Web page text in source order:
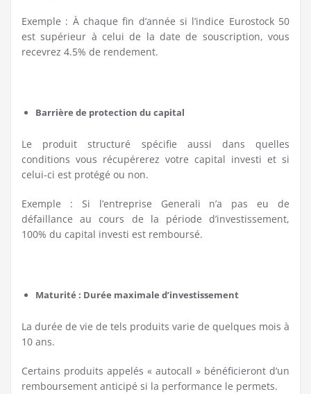
Exemple : À chaque fin d’année si l’indice Eurostock 50
est supérieur à celui de la date de souscription, vous
recevrez 4.5% de rendement.
Barrière de protection du capital
Le produit structuré spécifie aussi dans quelles
conditions vous récupérerez votre capital investi et si
celui-ci est protégé ou non.
Exemple : Si l’entreprise Generali n’a pas eu de
défaillance au cours de la période d’investissement,
100% du capital investi est remboursé.
Maturité : Durée maximale d’investissement
La durée de vie de tels produits varie de quelques mois à
10 ans.
Certains produits appelés « autocall » bénéficieront d’un
remboursement anticipé si la performance le permets.